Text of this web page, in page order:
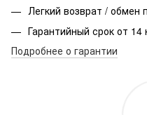
Легкий возврат / обмен
Гарантийный срок от
Подробнее о гарантии